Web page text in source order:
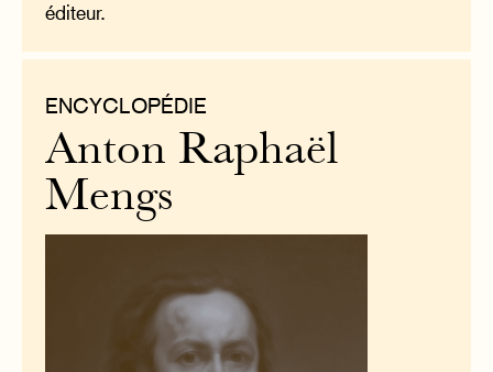
éditeur.
ENCYCLOPÉDIE
Anton Raphaël
Mengs